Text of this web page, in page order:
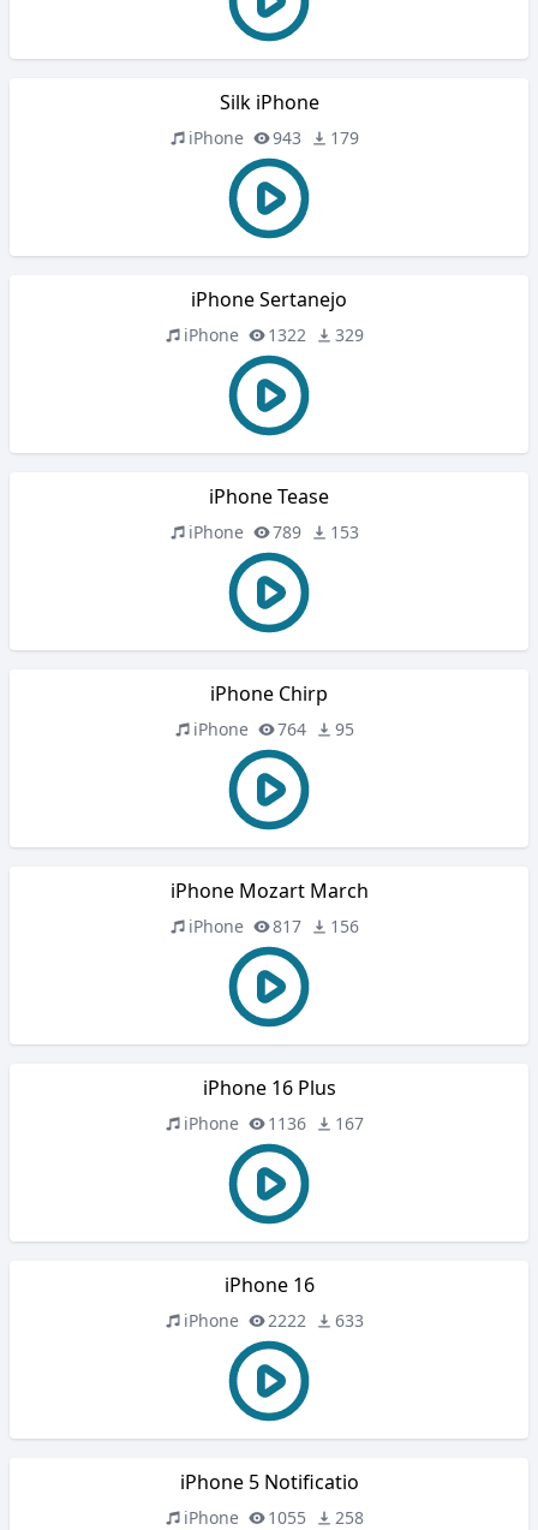
Silk iPhone
iPhone 943 179
iPhone Sertanejo
iPhone 1322 329
iPhone Tease
iPhone 789 153
iPhone Chirp
iPhone 764 95
iPhone Mozart March
iPhone 817 156
iPhone 16 Plus
iPhone 1136 167
iPhone 16
iPhone 2222 633
iPhone 5 Notificatio
iPhone 1055 258